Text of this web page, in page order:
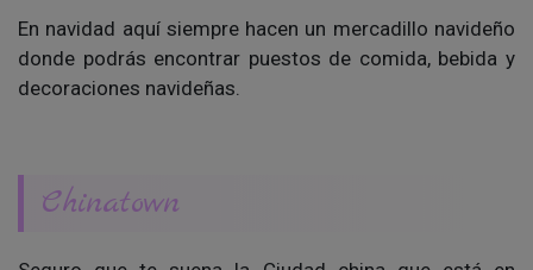
En navidad aquí siempre hacen un mercadillo navideño
donde podrás encontrar puestos de comida, bebida y
decoraciones navideñas.
Chinatown